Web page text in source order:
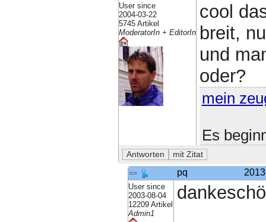
User since
2004-03-22
5745 Artikel
ModeratorIn + EditorIn
cool
breit,
und
oder?
mein
Es
pq
User since
2003-08-04
12209 Artikel
Admin1